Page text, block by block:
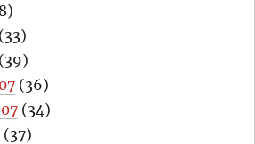
(33)
(39)
(36)
(34)
(37)